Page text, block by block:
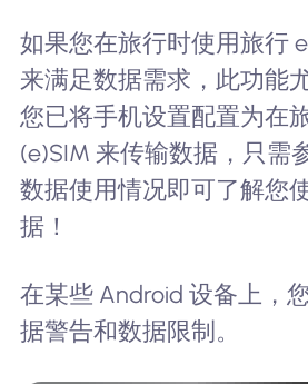
如果您在旅行时使用旅行
来满足数据需求，此功能
您已将手机设置配置为在
(e)SIM 来传输数据，只需
数据使用情况即可了解您
据！
在某些 Android 设备上，
据警告和数据限制。